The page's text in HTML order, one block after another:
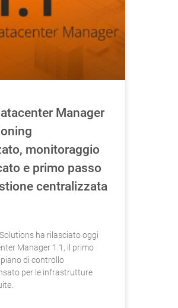
Manager
monitoraggio
e primo passo
centralizzata
ha rilasciato oggi
Manager 1.1, il primo
di controllo
per le infrastrutture